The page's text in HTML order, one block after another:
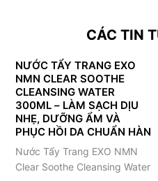
CÁC TIN
NƯỚC TẨY TRANG EXO
NMN CLEAR SOOTHE
CLEANSING WATER
300ML – LÀM SẠCH DỊU
NHẸ, DƯỠNG ẨM VÀ
PHỤC HỒI DA CHUẨN HÀN
Nước Tẩy Trang EXO NMN
Clear Soothe Cleansing Water